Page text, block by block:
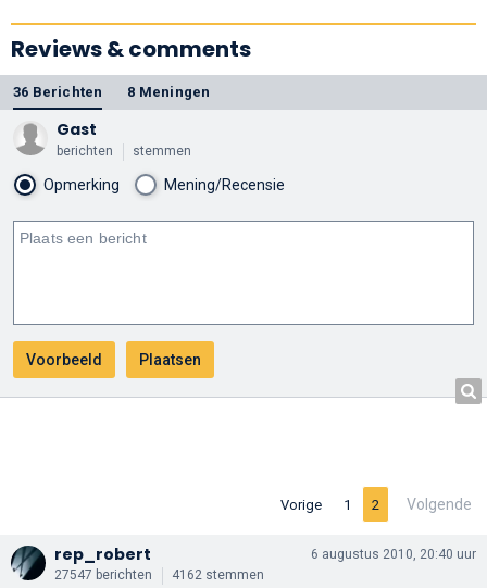
Reviews & comments
36 Berichten 8 Meningen
Gast
berichten stemmen
Opmerking Mening/Recensie
Vorige 1 2 Volgende
rep_robert
27547 berichten 4162 stemmen
6 augustus 2010, 20:40 uur